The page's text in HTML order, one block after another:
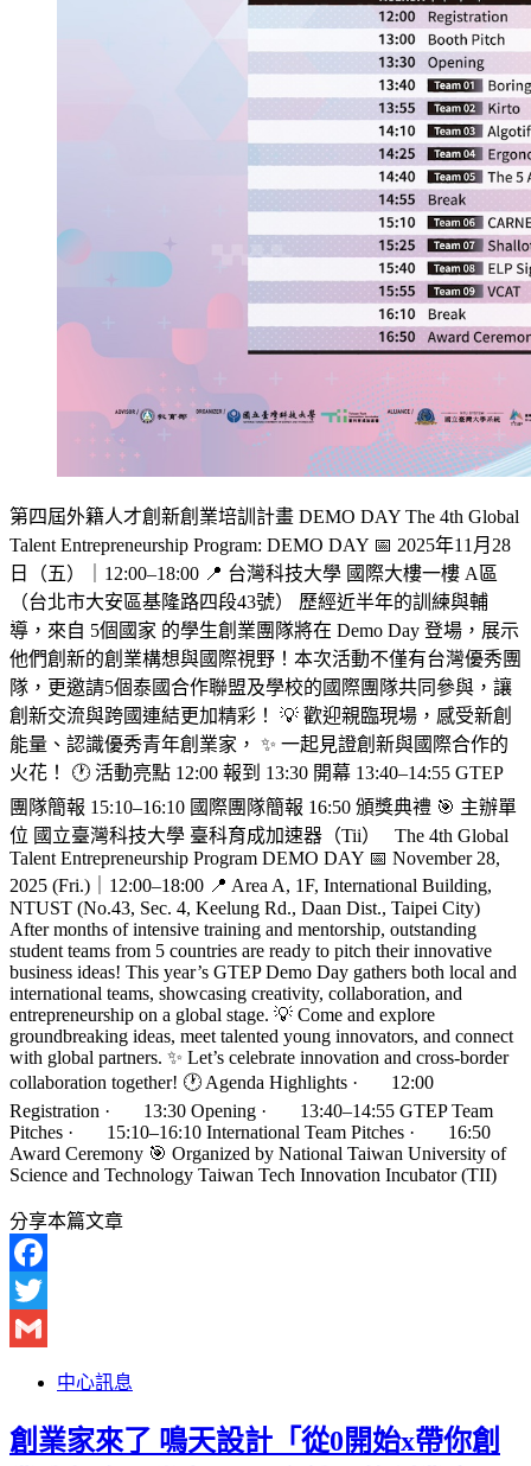
第四屆外籍人才創新創業培訓計畫 DEMO DAY The 4th Global
Talent Entrepreneurship Program: DEMO DAY 📅 2025年11月28
日（五）｜12:00–18:00 📍 台灣科技大學 國際大樓一樓 A區
（台北市大安區基隆路四段43號） 歷經近半年的訓練與輔
導，來自 5個國家 的學生創業團隊將在 Demo Day 登場，展示
他們創新的創業構想與國際視野！本次活動不僅有台灣優秀團
隊，更邀請5個泰國合作聯盟及學校的國際團隊共同參與，讓
創新交流與跨國連結更加精彩！ 💡 歡迎親臨現場，感受新創
能量、認識優秀青年創業家， ✨ 一起見證創新與國際合作的
火花！ 🕐 活動亮點 12:00 報到 13:30 開幕 13:40–14:55 GTEP
團隊簡報 15:10–16:10 國際團隊簡報 16:50 頒獎典禮 🎯 主辦單
位 國立臺灣科技大學 臺科育成加速器（Tii） The 4th Global
Talent Entrepreneurship Program DEMO DAY 📅 November 28,
2025 (Fri.)｜12:00–18:00 📍 Area A, 1F, International Building,
NTUST (No.43, Sec. 4, Keelung Rd., Daan Dist., Taipei City)
After months of intensive training and mentorship, outstanding
student teams from 5 countries are ready to pitch their innovative
business ideas! This year’s GTEP Demo Day gathers both local and
international teams, showcasing creativity, collaboration, and
entrepreneurship on a global stage. 💡 Come and explore
groundbreaking ideas, meet talented young innovators, and connect
with global partners. ✨ Let’s celebrate innovation and cross-border
collaboration together! 🕐 Agenda Highlights · 12:00
Registration · 13:30 Opening · 13:40–14:55 GTEP Team
Pitches · 15:10–16:10 International Team Pitches · 16:50
Award Ceremony 🎯 Organized by National Taiwan University of
Science and Technology Taiwan Tech Innovation Incubator (TII)
分享本篇文章
Facebook
Twitter
中心訊息
創業家來了 鳴天設計「從0開始x帶你創